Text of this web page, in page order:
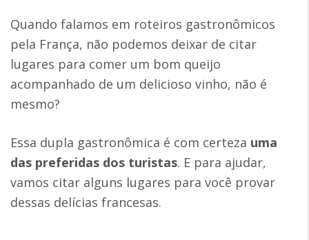
Quando falamos em roteiros gastronômicos
pela França, não podemos deixar de citar
lugares para comer um bom queijo
acompanhado de um delicioso vinho, não é
mesmo?
Essa dupla gastronômica é com certeza uma
das preferidas dos turistas. E para ajudar,
vamos citar alguns lugares para você provar
dessas delícias francesas.